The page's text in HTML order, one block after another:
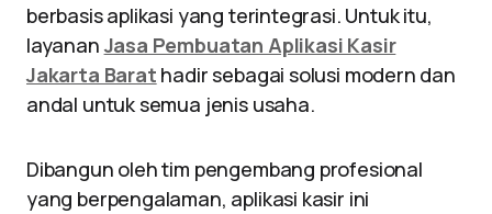
berbasis aplikasi yang terintegrasi. Untuk itu,
layanan Jasa Pembuatan Aplikasi Kasir
Jakarta Barat hadir sebagai solusi modern dan
andal untuk semua jenis usaha.
Dibangun oleh tim pengembang profesional
yang berpengalaman, aplikasi kasir ini